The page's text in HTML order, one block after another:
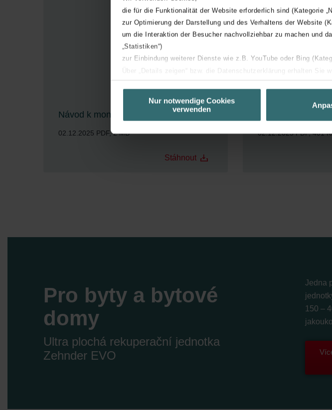
die für die Funktionalität der Website erforderlich sind (Kategorie
zur Optimierung der Darstellung und des Verhaltens der Website
um die Interaktion der Besucher nachvollziehbar zu machen und
„Statistiken“)
zur Einbindung weiterer Dienste wie z.B. YouTube oder Bing
Über „Details zeigen“ bzw. die Datenschutzerklärung erhalten Sie
unserer Website verwenden, um Ihnen die bestmögliche
basierend auf Ihren Interessen zur Verfügung zu stellen. Alle
Datenschutzerklärung widerrufen.
Zehnder Group AG: Data Privacy
Zehnder Group İç Mekan İklimlendirme Sanayi ve Ticaret
Zehnder Polska Sp. z o.o.: Oświadczenie o ochronie danych
Zehnder Group UK Limited: Privacy Policy
Nur notwendige Cookies
verwenden
Návod k montáži Zehnder EVO 4
02.12.2025 PDF, 2 MB
Stáhnout
02.12.2025PDF, 401
Pro byty a bytové
domy
Ultra plochá rekuperační jednotka
Zehnder EVO
Jedna
150 –